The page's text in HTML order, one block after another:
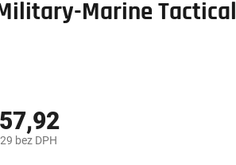
Marine Tactical
bez DPH